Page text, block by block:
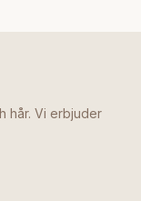
hår. Vi erbjuder